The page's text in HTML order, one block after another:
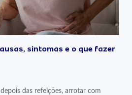
sintomas e o que fazer
das refeições, arrotar com